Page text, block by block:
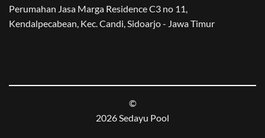
Perumahan Jasa Marga Residence C3 no 11,
Kendalpecabean, Kec. Candi, Sidoarjo - Jawa Timur
©
2026 Sedayu Pool